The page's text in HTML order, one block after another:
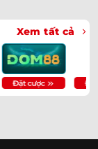
Cup 2026 | 16
18/06 | Chốt
Xem tất cả